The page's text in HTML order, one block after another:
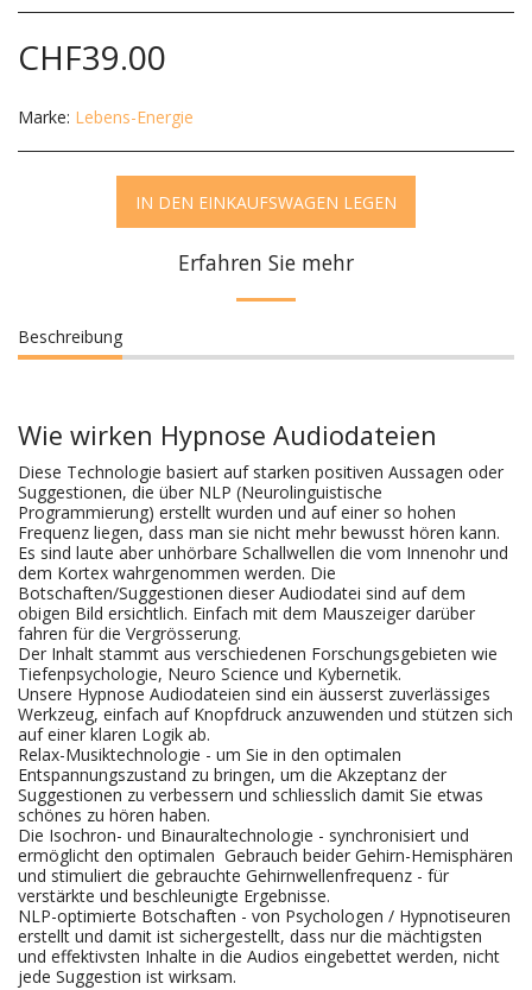
CHF39.00
Marke: Lebens-Energie
IN DEN EINKAUFSWAGEN LEGEN
Erfahren Sie mehr
Beschreibung
Wie wirken Hypnose Audiodateien
Diese Technologie basiert auf starken positiven Aussagen oder
Suggestionen, die über NLP (Neurolinguistische
Programmierung) erstellt wurden und auf einer so hohen
Frequenz liegen, dass man sie nicht mehr bewusst hören kann.
Es sind laute aber unhörbare Schallwellen die vom Innenohr und
dem Kortex wahrgenommen werden. Die
Botschaften/Suggestionen dieser Audiodatei sind auf dem
obigen Bild ersichtlich. Einfach mit dem Mauszeiger darüber
fahren für die Vergrösserung.
Der Inhalt stammt aus verschiedenen Forschungsgebieten wie
Tiefenpsychologie, Neuro Science und Kybernetik.
Unsere Hypnose Audiodateien sind ein äusserst zuverlässiges
Werkzeug, einfach auf Knopfdruck anzuwenden und stützen sich
auf einer klaren Logik ab.
Relax-Musiktechnologie - um Sie in den optimalen
Entspannungszustand zu bringen, um die Akzeptanz der
Suggestionen zu verbessern und schliesslich damit Sie etwas
schönes zu hören haben.
Die Isochron- und Binauraltechnologie - synchronisiert und
ermöglicht den optimalen Gebrauch beider Gehirn-Hemisphären
und stimuliert die gebrauchte Gehirnwellenfrequenz - für
verstärkte und beschleunigte Ergebnisse.
NLP-optimierte Botschaften - von Psychologen / Hypnotiseuren
erstellt und damit ist sichergestellt, dass nur die mächtigsten
und effektivsten Inhalte in die Audios eingebettet werden, nicht
jede Suggestion ist wirksam.